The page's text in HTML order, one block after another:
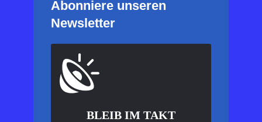
Abonniere unseren
Newsletter
BLEIB IM TAKT